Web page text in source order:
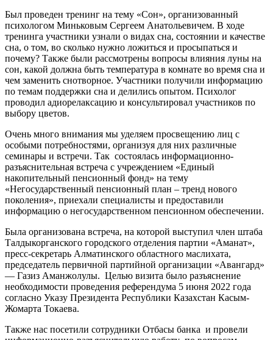
Был проведен тренинг на тему «Сон», организованный
психологом Миньковым Сергеем Анатольевичем. В ходе
тренинга участники узнали о видах сна, состоянии и качестве
сна, о том, во сколько нужно ложиться и просыпаться и
почему? Также были рассмотрены вопросы влияния луны на
сон, какой должна быть температура в комнате во время сна и
чем заменить снотворное. Участники получили информацию
по темам поддержки сна и делились опытом. Психолог
проводил адиорелаксацию и консультировал участников по
выбору цветов.
Очень много внимания мы уделяем просвещению лиц с
особыми потребностями, организуя для них различные
семинары и встречи. Так состоялась информационно-
разъяснительная встреча с учреждением «Единый
накопительный пенсионный фонд» на тему
«Негосударственный пенсионный план – тренд нового
поколения», приехали специалисты и предоставили
информацию о негосударственном пенсионном обеспечении.
Была организована встреча, на которой выступил член штаба
Талдыкорганского городского отделения партии «Аманат»,
пресс-секретарь Алматинского областного маслихата,
председатель первичной партийной организации «Авангард»
— Газиз Аманжолулы. Целью визита было разъяснение
необходимости проведения референдума 5 июня 2022 года
согласно Указу Президента Республики Казахстан Касым-
Жомарта Токаева.
Также нас посетили сотрудники Отбасы банка и провели